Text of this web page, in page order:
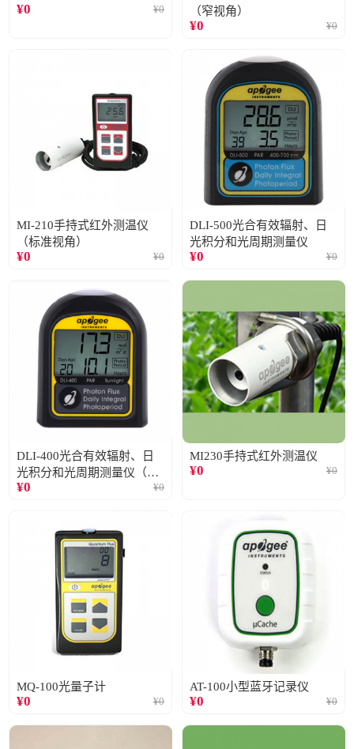
¥0 ¥0
（窄视角）
¥0 ¥0
MI-210手持式红外测温仪
（标准视角）
¥0 ¥0
DLI-500光合有效辐射、日
光积分和光周期测量仪
¥0 ¥0
DLI-400光合有效辐射、日
光积分和光周期测量仪（仅
阳光）
¥0 ¥0
MI230手持式红外测温仪
¥0 ¥0
MQ-100光量子计
¥0 ¥0
AT-100小型蓝牙记录仪
¥0 ¥0